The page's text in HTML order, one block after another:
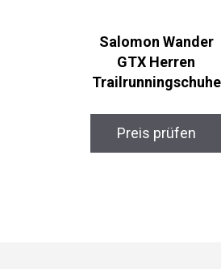
Salomon Wander
GTX Herren
Trailrunningschuhe
Preis prüfen